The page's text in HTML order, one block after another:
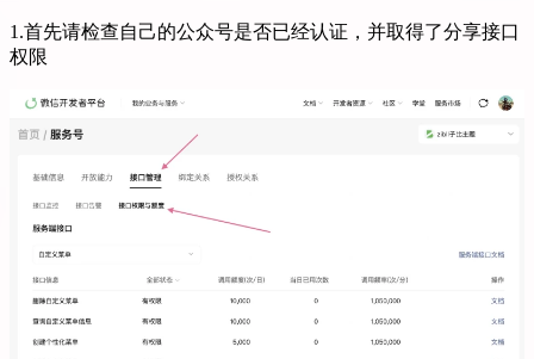
1.首先请检查自己的公众号是否已经认证，并取得了分享接口
权限